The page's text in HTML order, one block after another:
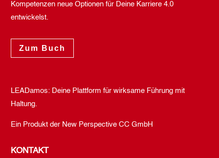
Kompetenzen neue Optionen für Deine Karriere 4.0
entwickelst.
Zum Buch
LEADamos: Deine Plattform für wirksame Führung mit
Haltung.
Ein Produkt der New Perspective CC GmbH
KONTAKT